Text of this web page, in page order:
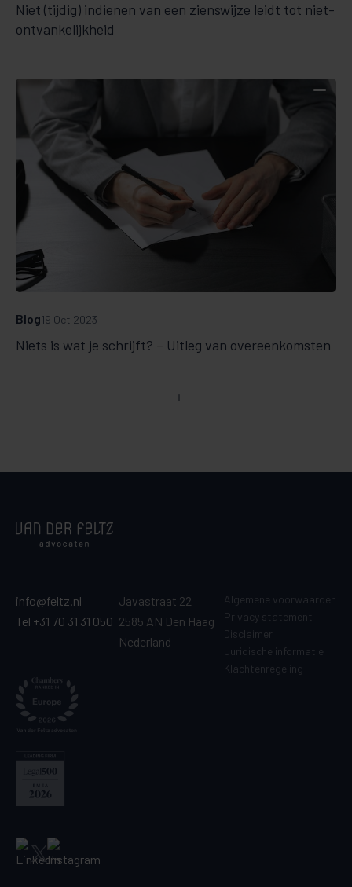
Niet (tijdig) indienen van een zienswijze leidt tot niet-
ontvankelijkheid
Niets is wat je schrijft? – Uitleg van overeenkomsten
Blog19 Oct 2023
info@feltz.nl
Tel +31 70 31 31 050
Javastraat 22
2585 AN Den Haag
Nederland
Algemene voorwaarden
Privacy statement
Disclaimer
Juridische informatie
Klachtenregeling